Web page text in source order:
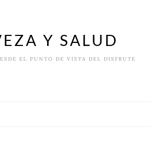
Y SALUD
EL PUNTO DE VISTA DEL DISFRUTE